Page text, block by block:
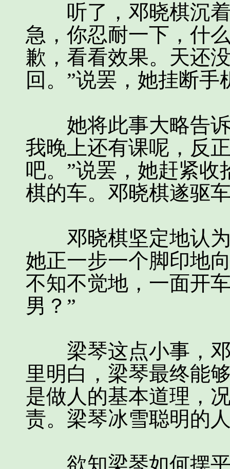
听了，邓晓棋沉着
急，你忍耐一下，什
歉，看看效果。天还
回。”说罢，她挂断手
她将此事大略告诉
我晚上还有课呢，反
吧。”说罢，她赶紧
棋的车。邓晓棋遂驱
邓晓棋坚定地认为
她正一步一个脚印地
不知不觉地，一面开
男？”
梁琴这点小事，邓
里明白，梁琴最终能
是做人的基本道理，
责。梁琴冰雪聪明的
欲知梁琴如何摆平